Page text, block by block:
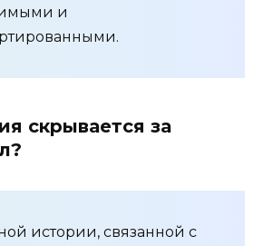
и
скрывается за
истории, связанной с